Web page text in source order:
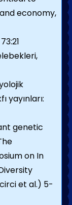
economy,
yayınları:
genetic
on In
et al.) 5-